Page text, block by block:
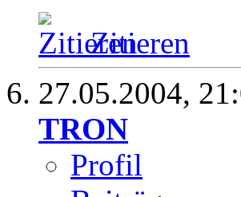
Zitieren
27.05.2004,
TRON
Profil